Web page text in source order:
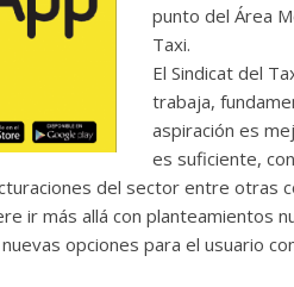
punto del Área
Taxi.
El Sindicat del
trabaja,
aspiración es
es suficiente,
del sector entre otras
ir más allá con planteamientos
opciones para el usuario